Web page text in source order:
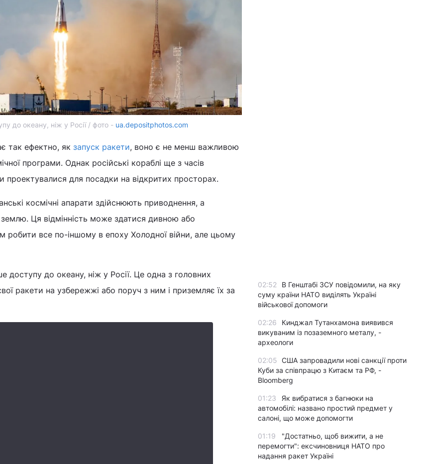
до океану, ніж у Росії / фото - ua.depositphotos.com
так ефектно, як запуск ракети, воно є не менш важливою
програми. Однак російські кораблі ще з часів
проектувалися для посадки на відкритих просторах.
космічні апарати здійснюють приводнення, а
Ця відмінність може здатися дивною або
робити все по-іншому в епоху Холодної війни, але цьому
доступу до океану, ніж у Росії. Це одна з головних
ракети на узбережжі або поруч з ним і приземляє їх за
02:52
В Генштабі ЗСУ повідомили, на яку
суму країни НАТО виділять Україні
військової допомоги
02:26
Кинджал Тутанхамона виявився
викуваним із позаземного металу, -
археологи
02:05 США запровадили нові санкції проти
Куби за співпрацю з Китаєм та РФ, -
Bloomberg
01:23
Як вибратися з багнюки на
автомобілі: названо простий предмет у
салоні, що може допомогти
01:19
"Достатньо, щоб вижити, а не
перемогти": ексчиновниця НАТО про
надання ракет Україні